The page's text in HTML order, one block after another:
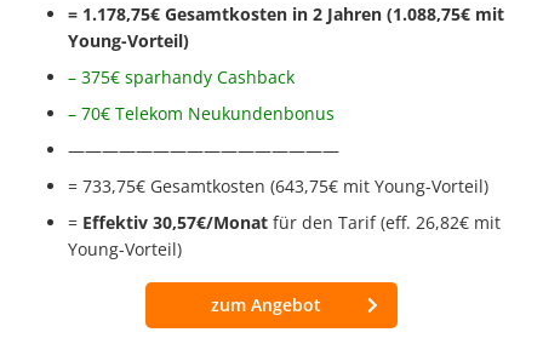
= 1.178,75€ Gesamtkosten in 2 Jahren (1.088,75€ mit
Young-Vorteil)
– 375€ sparhandy Cashback
– 70€ Telekom Neukundenbonus
————————————————
= 733,75€ Gesamtkosten (643,75€ mit Young-Vorteil)
= ‭ Effektiv 30,57€/Monat für den Tarif (eff. 26,82€ mit
Young-Vorteil)
zum Angebot